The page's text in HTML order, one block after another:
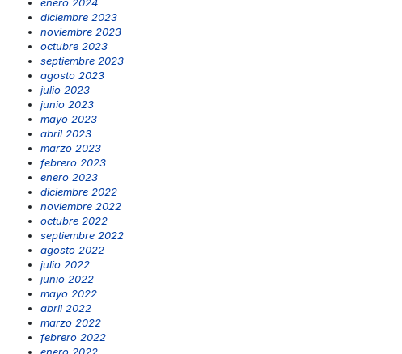
diciembre 2023
noviembre 2023
octubre 2023
septiembre 2023
agosto 2023
julio 2023
junio 2023
mayo 2023
abril 2023
marzo 2023
febrero 2023
enero 2023
diciembre 2022
noviembre 2022
octubre 2022
septiembre 2022
agosto 2022
julio 2022
junio 2022
mayo 2022
abril 2022
marzo 2022
febrero 2022